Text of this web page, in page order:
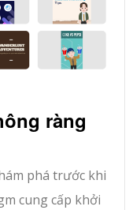
ràng
phá trước khi
cung cấp khởi